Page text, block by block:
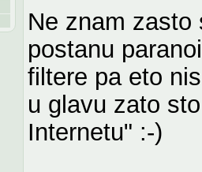
Ne znam zasto
postanu
filtere pa eto
u glavu zato
Internetu" :-)